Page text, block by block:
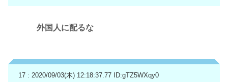
外国人に配るな
17 : 2020/09/03(木) 12:18:37.77 ID:gTZ5WXqy0